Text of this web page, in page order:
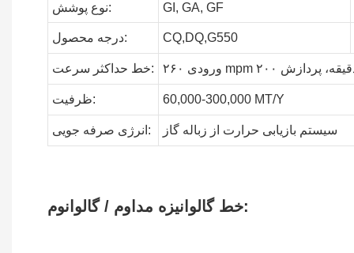
نوع پوشش: GI, GA, GF
درجه محصول: CQ,DQ,G550
خطحداکثر سرعت:
ظرفیت: 60,000-300,000 MT/Y
انرژی صرفه جویی: سیستم بازیابی حرارت از زبالهگاز
خط گالوانیزه مداوم / گالوانوم: